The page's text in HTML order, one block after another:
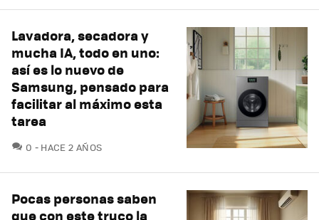
Lavadora, secadora y
mucha IA, todo en uno:
así es lo nuevo de
Samsung, pensado para
facilitar al máximo esta
tarea
0 COMENTARIOS
HACE 2 AÑOS
Pocas personas saben
que con este truco la